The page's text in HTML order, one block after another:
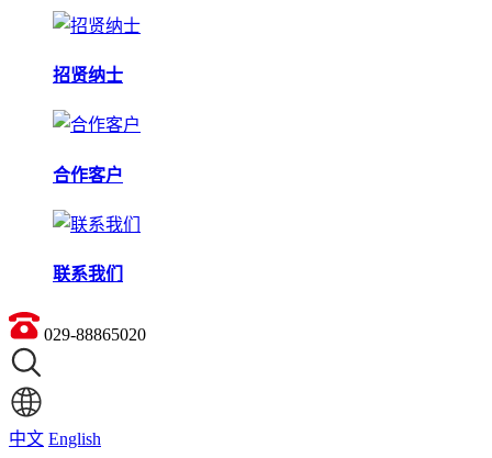
招贤纳士
合作客户
联系我们
029-88865020
中文 English